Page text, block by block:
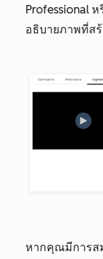
Professional ห
อธิบายภาพที่ส
หากคุณมีการส